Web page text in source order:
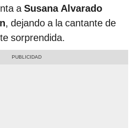
aSusana Alvarado
, dejando a la cantante de
sorprendida.